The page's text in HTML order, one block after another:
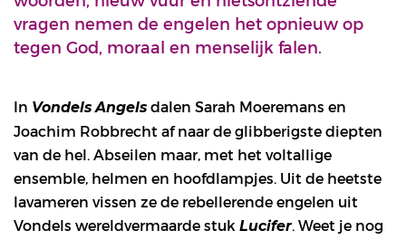
vragen nemen de engelen het opnieuw op
tegen God, moraal en menselijk falen.
In Vondels Angels dalen Sarah Moeremans en
Joachim Robbrecht af naar de glibberigste diepten
van de hel. Abseilen maar, met het voltallige
ensemble, helmen en hoofdlampjes. Uit de heetste
lavameren vissen ze de rebellerende engelen uit
Vondels wereldvermaarde stuk Lucifer. Weet je nog